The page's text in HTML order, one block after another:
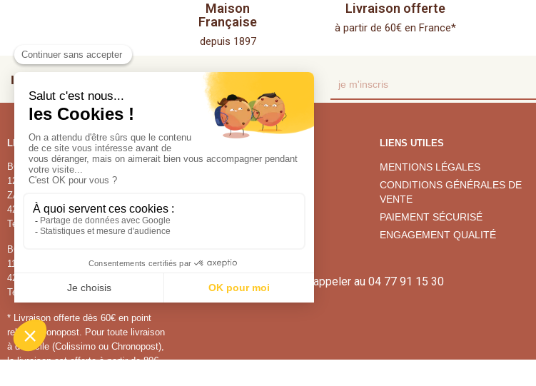
Maison
Française
depuis 1897
Livraison offerte
à partir de 60€ en France*
INSCRIVEZ VOUS À NOTRE NEWSLETTER
LES BOUTIQUES
BOUTIQUE DE LA CHOCOLATERIE
1220, route de Bayard
ZA de Châteaubon
42580 La Tour-en-Jarez
Tel : 04 77 91 15 30
BOUTIQUE DE SAINT-ETIENNE
11, place du peuple
42000 Saint-Etienne
Tel : 04 77 32 53 23
* Livraison offerte dès 60€ en point
relais Chronopost. Pour toute livraison
à domicile (Colissimo ou Chronopost),
la livraison est offerte à partir de 80€.
NOS PRODUITS
NOS CHOCOLATS
LIENS UTILES
MENTIONS LÉGALES
CONDITIONS GÉNÉRALES DE
VENTE
PAIEMENT SÉCURISÉ
ENGAGEMENT QUALITÉ
Pour tout renseignement appeler au 04 77 91 15 30